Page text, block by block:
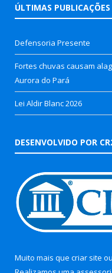
ÚLTIMAS PUBLICAÇÕES
Defensoria Presente
Fortes chuvas causam
Aurora do Pará
Lei Aldir Blanc 2026
DESENVOLVIDO POR
Muito mais que criar site ou